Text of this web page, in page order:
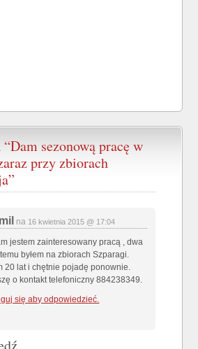
“Dam sezonową pracę w
przy zbiorach
na 16 kwietnia 2015 @ 17:04
jestem zainteresowany pracą , dwa
byłem na zbiorach Szparagi.
20 lat i chętnie pojadę ponownie.
o kontakt telefoniczny 884238349.
się aby odpowiedzieć.